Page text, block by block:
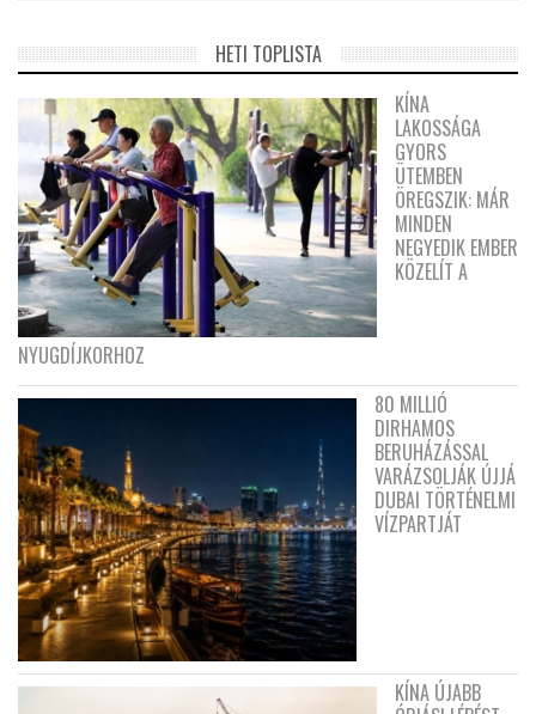
HETI TOPLISTA
KÍNA
LAKOSSÁGA
GYORS
ÜTEMBEN
ÖREGSZIK: MÁR
MINDEN
NEGYEDIK EMBER
KÖZELÍT A
NYUGDÍJKORHOZ
80 MILLIÓ
DIRHAMOS
BERUHÁZÁSSAL
VARÁZSOLJÁK ÚJJÁ
DUBAI TÖRTÉNELMI
VÍZPARTJÁT
KÍNA ÚJABB